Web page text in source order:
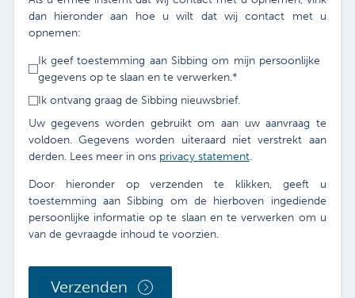
dan hieronder aan hoe u wilt dat wij contact met u
opnemen:
Ik geef toestemming aan Sibbing om mijn persoonlijke
gegevens op te slaan en te verwerken.*
Ik ontvang graag de Sibbing nieuwsbrief.
Uw gegevens worden gebruikt om aan uw aanvraag te
voldoen. Gegevens worden uiteraard niet verstrekt aan
derden. Lees meer in ons privacy statement.
Door hieronder op verzenden te klikken, geeft u
toestemming aan Sibbing om de hierboven ingediende
persoonlijke informatie op te slaan en te verwerken om u
van de gevraagde inhoud te voorzien.